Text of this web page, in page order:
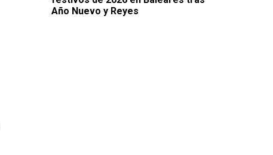
Año Nuevo y Reyes